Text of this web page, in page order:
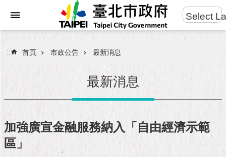
進
搜
民
服
務
Select
::: 首頁 市政公告 最新消息
最新消息
加強廣宣金融服務納入「自由經濟示範
區」